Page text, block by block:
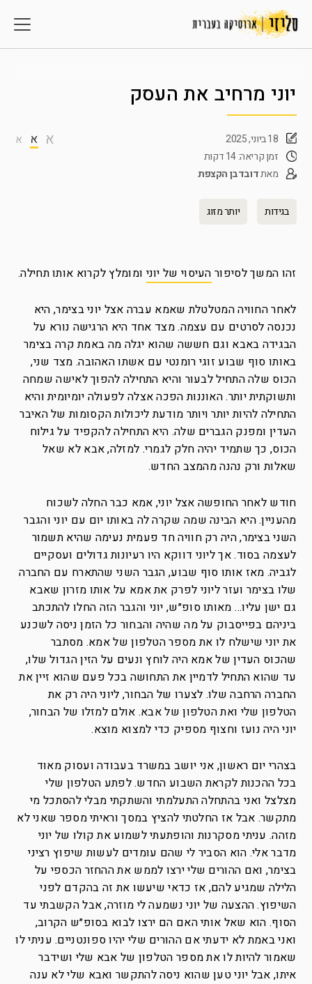
יוני מרחיב את העסק
א א א
18 ביוני, 2025
זמן קריאה: 14 דקות
מאתדובדבן הקצפת
בגידות יותר מזוג
זהו המשך לסיפור העיסוי של יוני ומומלץ לקרוא אותו תחילה.
לאחר החוויה המטלטלת שאמא עברה אצל יוני בצימר, היא
נכנסה לסרטים עם עצמה. מצד אחד היא הרגישה נורא על
הבגידה באבא וגם חששה שהוא יגלה מה באמת קרה בצימר
באותו סוף שבוע זוגי רומנטי עם אשתו האהובה. מצד שני,
הכוס שלה התחיל לבעור והיא התחילה להפוך לאישה שמחה
ותשוקתית יותר. האוננות הפכה אצלה לפעולה יומיומית והיא
התחילה להיות יותר ויותר מודעת ליכולות הקסומות של האיבר
העדין ומפנק הגברים שלה. היא התחילה להקפיד על גילוח
הכוס, כך שתמיד יהיה חלק לגמרי. למזלה, אבא לא שאל
שאלות ורק נהנה מהמצב החדש.
חודש לאחר החופשה אצל יוני, אמא כבר החלה לשכוח
מהעניין. היא הבינה שמה שקרה לה באותו יום עם יוני והגבר
השני בצימר, היה רק חוויה חד פעמית נעימה שהיא תשמור
לעצמה בסוד. אך ליוני דווקא היו רעיונות גדולים ועסקיים
לגביה. מאז אותו סוף שבוע, הגבר השני שהתארח עם החברה
שלו בצימר ועזר ליוני לפרק את אמא על אותו מזרון שאבא
גם ישן עליו… מאותו סופ״ש, יוני והגבר הזה החלו להתכתב
ביניהם בפייסבוק על מה שהיה והבחור כל הזמן ניסה לשכנע
את יוני שישלח לו את מספר הטלפון של אמא. מסתבר
שהכוס העדין של אמא היה לוחץ ונעים על הזין הגדול שלו,
עד שהוא התחיל לדמיין את התחושה בכל פעם שהוא זיין את
החברה הרחבה שלו. לצערו של הבחור, ליוני היה רק את
הטלפון שלי ואת הטלפון של אבא. אולם למזלו של הבחור,
יוני היה נועז וחצוף מספיק כדי למצוא מוצא.
בצהרי יום ראשון, אני יושב במשרד בעבודה ועסוק מאוד
בכל ההכנות לקראת השבוע החדש. לפתע הטלפון שלי
מצלצל ואני בהתחלה התעלמתי והשתקתי מבלי להסתכל מי
מתקשר. אבל אז החלטתי להציץ במסך וראיתי מספר שאני לא
מזהה. עניתי מסקרנות והופתעתי לשמוע את קולו של יוני
מדבר אלי. הוא הסביר לי שהם עומדים לעשות שיפוץ רציני
בצימר, ואם ההורים שלי ירצו לממש את ההחזר הכספי על
הלילה שמגיע להם, אז כדאי שיעשו את זה בהקדם לפני
השיפוץ. ההצעה של יוני נשמעה לי מוזרה, אבל הקשבתי עד
הסוף. הוא שאל אותי האם הם ירצו לבוא בסופ״ש הקרוב,
ואני באמת לא ידעתי אם ההורים שלי יהיו ספונטניים. עניתי לו
שאמור להיות לו את מספר הטלפון של אבא שלי ושידבר
איתו, אבל יוני טען שהוא ניסה להתקשר ואבא שלי לא ענה